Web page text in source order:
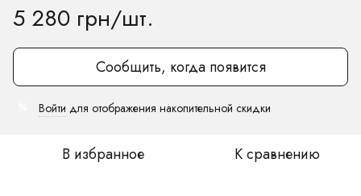
5 280 грн/шт.
Сообщить, когда появится
Войти для отображения накопительной скидки
В избранное К сравнению